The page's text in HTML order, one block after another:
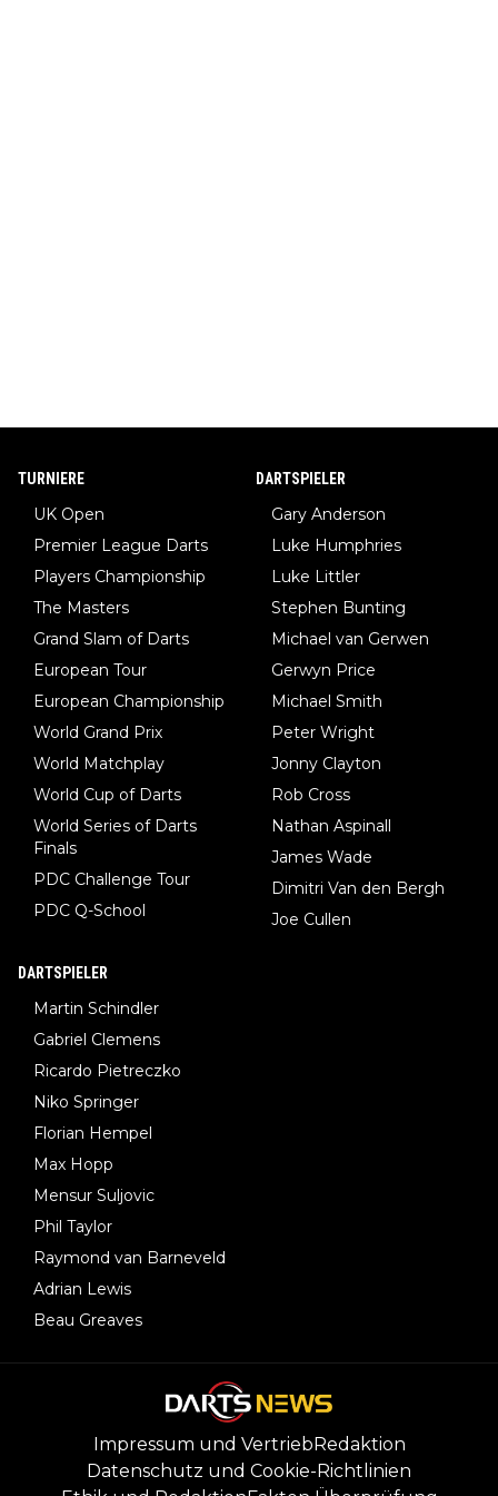
TURNIERE
UK Open
Premier League Darts
Players Championship
The Masters
Grand Slam of Darts
European Tour
European Championship
World Grand Prix
World Matchplay
World Cup of Darts
World Series of Darts
Finals
PDC Challenge Tour
PDC Q-School
DARTSPIELER
Gary Anderson
Luke Humphries
Luke Littler
Stephen Bunting
Michael van Gerwen
Gerwyn Price
Michael Smith
Peter Wright
Jonny Clayton
Rob Cross
Nathan Aspinall
James Wade
Dimitri Van den Bergh
Joe Cullen
DARTSPIELER
Martin Schindler
Gabriel Clemens
Ricardo Pietreczko
Niko Springer
Florian Hempel
Max Hopp
Mensur Suljovic
Phil Taylor
Raymond van Barneveld
Adrian Lewis
Beau Greaves
Impressum und Vertrieb Redaktion
Datenschutz und Cookie-Richtlinien